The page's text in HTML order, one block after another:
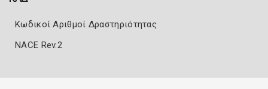
Κωδικοί Αριθμοί Δραστηριότητας
NACE Rev.2